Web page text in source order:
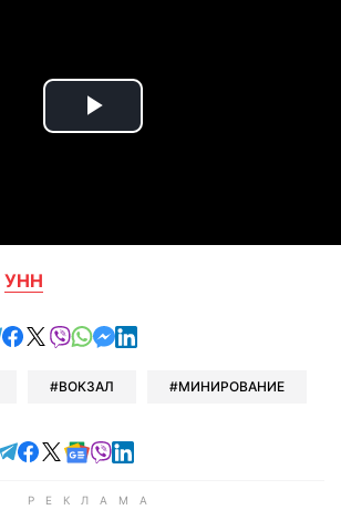
Play
УНН
отправить в Telegram
поделиться в Facebook
поделиться в X
отправить в Viber
отправить в Whatsapp
отправить в Messenger
отправить в LinkedIn
ВОКЗАЛ МИНИРОВАНИЕ
Читайте в Telegram
Читайте в Facebook
Читайте в X
Читайте в Google news
Читайте в Viber
Читайте в LinkedIn